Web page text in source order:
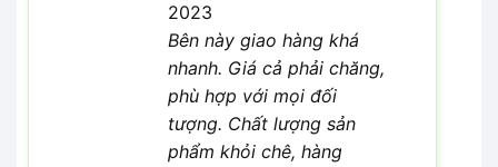
2023
Bên này giao hàng khá
nhanh. Giá cả phải chăng,
phù hợp với mọi đối
tượng. Chất lượng sản
phẩm khỏi chê, hàng